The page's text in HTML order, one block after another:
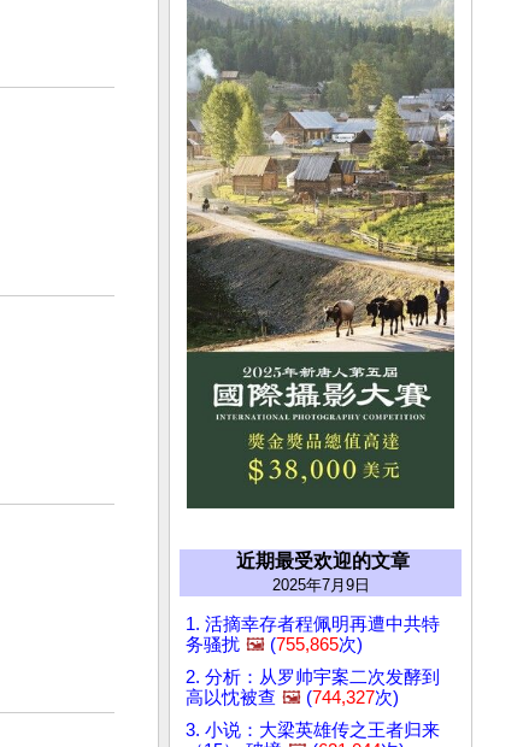
近期最受欢迎的文章
2025年7月9日
1. 活摘幸存者程佩明再遭中共特
务骚扰 🖼️ (755,865次)
2. 分析：从罗帅宇案二次发酵到
高以忱被查 🖼️ (744,327次)
3. 小说：大梁英雄传之王者归来